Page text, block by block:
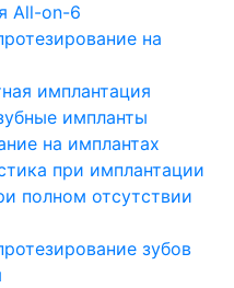
All-on-6
на
имплантация
импланты
на имплантах
при имплантации
полном отсутствии
зубов